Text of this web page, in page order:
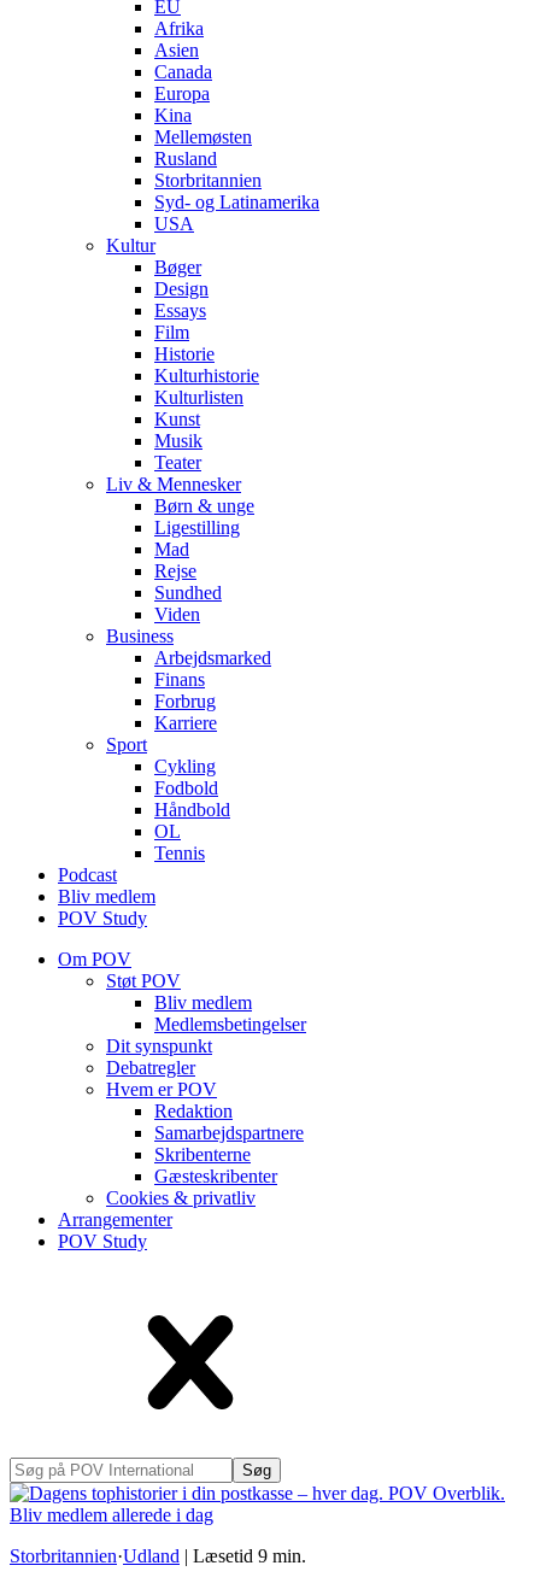
EU
Afrika
Asien
Canada
Europa
Kina
Mellemøsten
Rusland
Storbritannien
Syd- og Latinamerika
USA
Kultur
Bøger
Design
Essays
Film
Historie
Kulturhistorie
Kulturlisten
Kunst
Musik
Teater
Liv & Mennesker
Børn & unge
Ligestilling
Mad
Rejse
Sundhed
Viden
Business
Arbejdsmarked
Finans
Forbrug
Karriere
Sport
Cykling
Fodbold
Håndbold
OL
Tennis
Podcast
Bliv medlem
POV Study
Om POV
Støt POV
Bliv medlem
Medlems­betingelser
Dit synspunkt
Debatregler
Hvem er POV
Redaktion
Samarbejdspartnere
Skribenterne
Gæsteskribenter
Cookies & privatliv
Arrangementer
POV Study
Søg
på
POV
Storbritannien·Udland Læsetid 9 min.